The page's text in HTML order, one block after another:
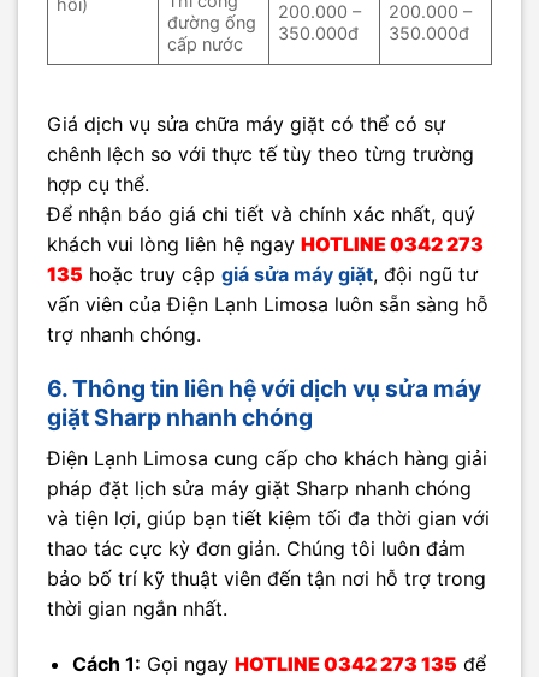
đường ống
cấp nước
200.000 –
350.000đ
200.000 –
350.000đ
Giá dịch vụ sửa chữa máy giặt có thể có sự
chênh lệch so với thực tế tùy theo từng trường
hợp cụ thể.
Để nhận báo giá chi tiết và chính xác nhất, quý
khách vui lòng liên hệ ngay HOTLINE 0342 273
135 hoặc truy cập giá sửa máy giặt, đội ngũ tư
vấn viên của Điện Lạnh Limosa luôn sẵn sàng hỗ
trợ nhanh chóng.
6. Thông tin liên hệ với dịch vụ sửa máy
giặt Sharp nhanh chóng
Điện Lạnh Limosa cung cấp cho khách hàng giải
pháp đặt lịch sửa máy giặt Sharp nhanh chóng
và tiện lợi, giúp bạn tiết kiệm tối đa thời gian với
thao tác cực kỳ đơn giản. Chúng tôi luôn đảm
bảo bố trí kỹ thuật viên đến tận nơi hỗ trợ trong
thời gian ngắn nhất.
Cách 1: Gọi ngay HOTLINE 0342 273 135 để